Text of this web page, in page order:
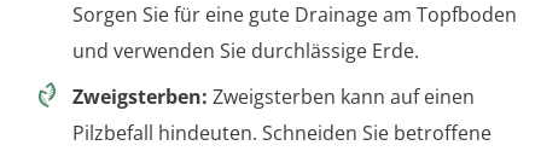
Sorgen Sie für eine gute Drainage am Topfboden
und verwenden Sie durchlässige Erde.
Zweigsterben: Zweigsterben kann auf einen
Pilzbefall hindeuten. Schneiden Sie betroffene